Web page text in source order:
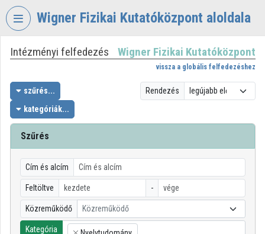
Fejléc kihagyása
Wigner Fizikai Kutatóközpont aloldala
VIDEOTORIUM
WIGNER
FIZIKAI
KUTATÓKÖZPONT
Intézményi kezdőlap
Bejelentkezés
Intézményi felfedezés
Kategóriák
Intézményi felfedezés Wigner Fizikai Kutatóközpont
vissza a globális felfedezéshez
szűrés...
kategóriák...
Rendezés
Szűrés
Cím és alcím
Feltöltve -
Közreműködő Közreműködő
Kategória